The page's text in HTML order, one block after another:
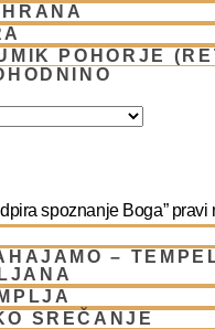
POHORJE
–
SREČANJE
spoznanje Boga”
na globoko, prastaro
vedskih verskih obredov
lireraturi).”